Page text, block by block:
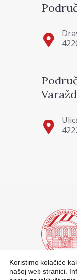
Koristimo kolačiće
našoj web stranici.